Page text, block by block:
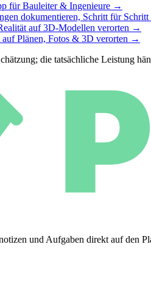
für Bauleiter & Ingenieure →
dokumentieren, Schritt für Schritt
auf 3D-Modellen verorten →
Plänen, Fotos & 3D verorten →
die tatsächliche Leistung
und Aufgaben direkt auf den